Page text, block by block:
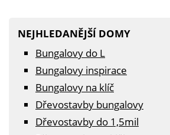
NEJHLEDANĚJŠÍ DOMY
Bungalovy do L
Bungalovy inspirace
Bungalovy na klíč
Dřevostavby bungalovy
Dřevostavby do 1,5mil